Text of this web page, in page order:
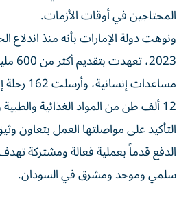
المحتاجين في أوقات الأزمات.
ونوهت دولة الإمارات بأنه منذ اندلاع
مساعدات
12 ألف طن من المواد الغذائية
التأكيد على مواصلتها العمل بتعاون
الدفع قدماً بعملية فعالة ومشتركة
سلمي وموحد ومشرق في السودان.